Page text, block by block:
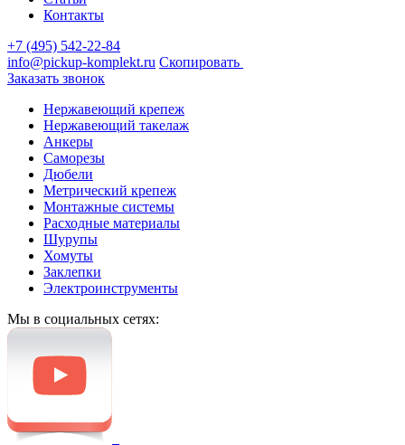
Контакты
+7 (495) 542-22-84
info@pickup-komplekt.ru Скопировать
Заказать звонок
Нержавеющий крепеж
Нержавеющий такелаж
Анкеры
Саморезы
Дюбели
Метрический крепеж
Монтажные системы
Расходные материалы
Шурупы
Хомуты
Заклепки
Электроинструменты
Мы в социальных сетях: